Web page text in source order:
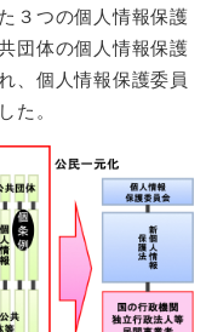
３つの個人情報保護
団体の個人情報保護
、個人情報保護委員
た。